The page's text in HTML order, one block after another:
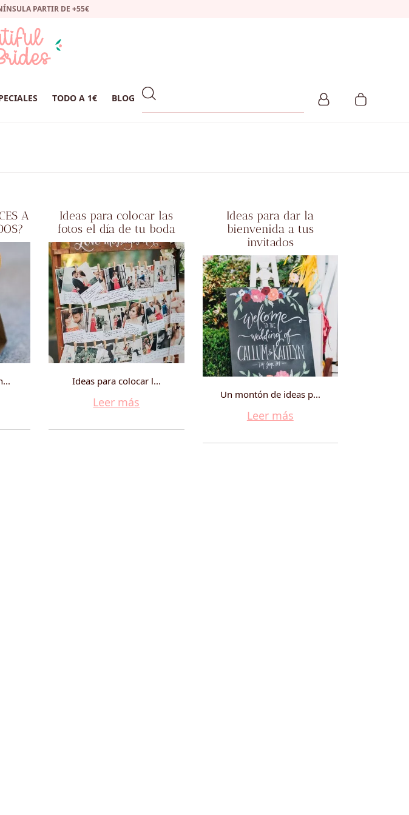
PARTIR DE +55€
TODO A 1€ BLOG
A
Ideas para colocar las
fotos el día de tu boda
Ideas para colocar l...
Leer más
Ideas para dar la
bienvenida a tus
invitados
Un montón de ideas p...
Leer más